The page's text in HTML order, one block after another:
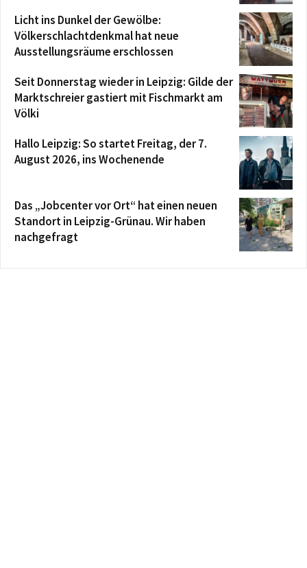
Licht ins Dunkel der Gewölbe:
Völkerschlachtdenkmal hat neue
Ausstellungsräume erschlossen
Seit Donnerstag wieder in Leipzig: Gilde der
Marktschreier gastiert mit Fischmarkt am
Völki
Hallo Leipzig: So startet Freitag, der 7.
August 2026, ins Wochenende
Das „Jobcenter vor Ort“ hat einen neuen
Standort in Leipzig-Grünau. Wir haben
nachgefragt